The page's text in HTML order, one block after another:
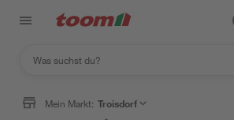
Mein Markt: Troisdorf